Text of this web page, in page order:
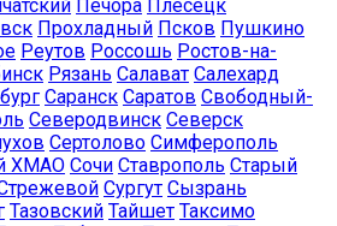
Печора Плесецк
Прохладный Псков Пушкино
Реутов Россошь Ростов-на-
Рязань Салават Салехард
Саранск Саратов Свободный-
Северодвинск Северск
Сертолово Симферополь
ХМАО Сочи Ставрополь Старый
Сургут Сызрань
Тазовский Тайшет Таксимо